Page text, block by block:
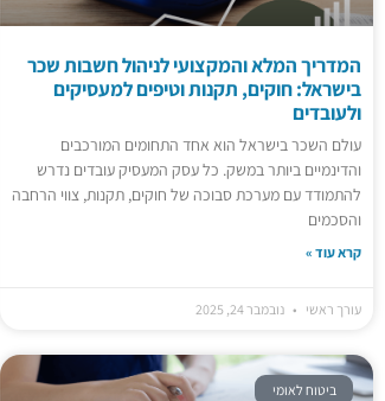
המדריך המלא והמקצועי לניהול חשבות שכר
בישראל: חוקים, תקנות וטיפים למעסיקים
ולעובדים
עולם השכר בישראל הוא אחד התחומים המורכבים
והדינמיים ביותר במשק. כל עסק המעסיק עובדים נדרש
להתמודד עם מערכת סבוכה של חוקים, תקנות, צווי הרחבה
והסכמים
קרא עוד »
עורך ראשי נובמבר 24, 2025
ביטוח לאומי